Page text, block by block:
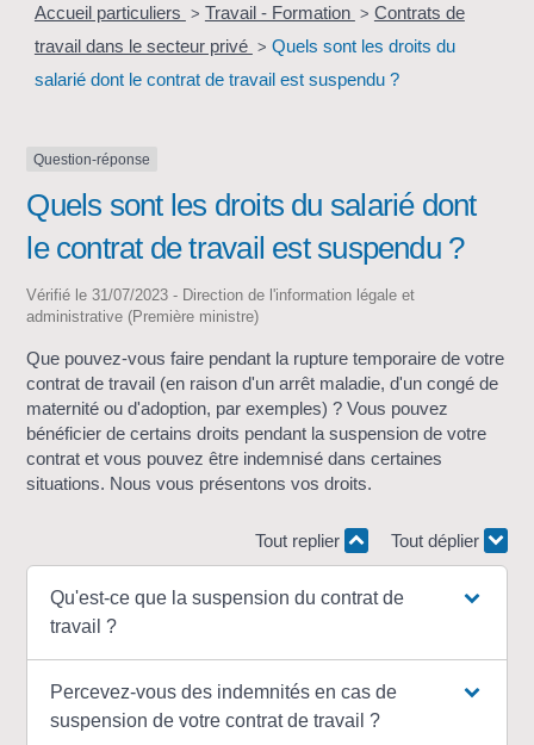
Accueil particuliers > Travail - Formation > Contrats de
travail dans le secteur privé > Quels sont les droits du
salarié dont le contrat de travail est suspendu ?
Question-réponse
Quels sont les droits du salarié dont
le contrat de travail est suspendu ?
Vérifié le 31/07/2023 - Direction de l'information légale et
administrative (Première ministre)
Que pouvez-vous faire pendant la rupture temporaire de votre
contrat de travail (en raison d'un arrêt maladie, d'un congé de
maternité ou d'adoption, par exemples) ? Vous pouvez
bénéficier de certains droits pendant la suspension de votre
contrat et vous pouvez être indemnisé dans certaines
situations. Nous vous présentons vos droits.
Tout replier Tout déplier
Qu'est-ce que la suspension du contrat de
travail ?
Percevez-vous des indemnités en cas de
suspension de votre contrat de travail ?